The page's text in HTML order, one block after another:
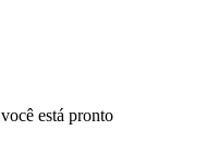
está pronto